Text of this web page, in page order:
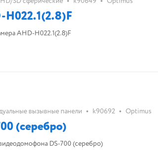
AHD-H022.1(2.8)F
вызывные панели • k90692 • Optimus
(серебро)
DS-700 (серебро)